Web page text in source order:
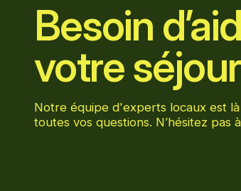
Besoin
votre
Notre équipe d'experts locaux est
toutes vos questions. N’hésitez pas à